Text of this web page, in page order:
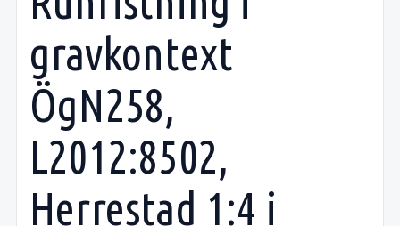
gravkontext
ÖgN258,
L2012:8502,
Herrestad 1:4 i